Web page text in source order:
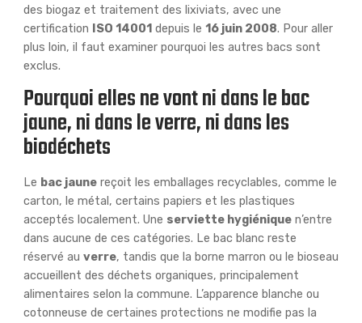
des biogaz et traitement des lixiviats, avec une
certification
ISO 14001 depuis le 16 juin 2008. Pour aller
plus loin, il faut examiner pourquoi les autres bacs sont
exclus.
Pourquoi elles ne vont ni dans le bac
jaune, ni dans le verre, ni dans les
biodéchets
Le bac jaunereçoit les emballages recyclables, comme le
carton, le métal, certains papiers et les plastiques
acceptés localement. Une serviette hygiéniquen’entre
dans aucune de ces catégories. Le bac blanc reste
réservé au verre, tandis que la borne marron ou le bioseau
accueillent des déchets organiques, principalement
alimentaires selon la commune. L’apparence blanche ou
cotonneuse de certaines protections ne modifie pas la